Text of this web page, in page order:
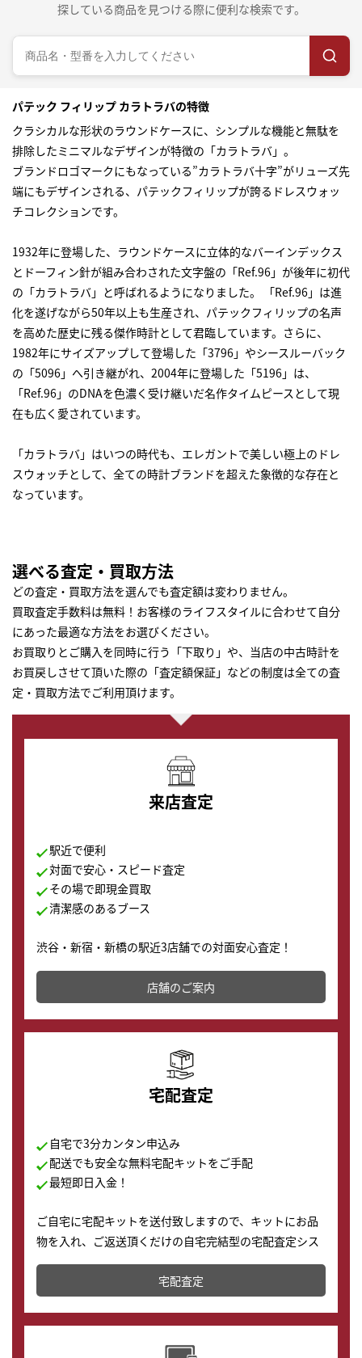
探している商品を見つける際に便利な検索です。
パテック フィリップ カラトラバの特徴
クラシカルな形状のラウンドケースに、シンプルな機能と無駄を
排除したミニマルなデザインが特徴の「カラトラバ」。
ブランドロゴマークにもなっている”カラトラバ十字”がリューズ先
端にもデザインされる、パテックフィリップが誇るドレスウォッ
チコレクションです。
1932年に登場した、ラウンドケースに立体的なバーインデックス
とドーフィン針が組み合わされた文字盤の「Ref.96」が後年に初代
の「カラトラバ」と呼ばれるようになりました。 「Ref.96」は進
化を遂げながら50年以上も生産され、パテックフィリップの名声
を高めた歴史に残る傑作時計として君臨しています。さらに、
1982年にサイズアップして登場した「3796」やシースルーバック
の「5096」へ引き継がれ、2004年に登場した「5196」は、
「Ref.96」のDNAを色濃く受け継いだ名作タイムピースとして現
在も広く愛されています。
「カラトラバ」はいつの時代も、エレガントで美しい極上のドレ
スウォッチとして、全ての時計ブランドを超えた象徴的な存在と
なっています。
選べる査定・買取方法
どの査定・買取方法を選んでも査定額は変わりません。
買取査定手数料は無料！お客様のライフスタイルに合わせて自分
にあった最適な方法をお選びください。
お買取りとご購入を同時に行う「下取り」や、当店の中古時計を
お買戻しさせて頂いた際の「査定額保証」などの制度は全ての査
定・買取方法でご利用頂けます。
来店査定
駅近で便利
対面で安心・スピード査定
その場で即現金買取
清潔感のあるブース
渋谷・新宿・新橋の駅近3店舗での対面安心査定！
その場で現金買取致します。渋谷本店では、時計販売の
店舗を併設しており、下取りに出してお得に新しい時計
の購入もできます♪
店舗のご案内
宅配査定
自宅で3分カンタン申込み
配送でも安全な無料宅配キットをご手配
最短即日入金！
ご自宅に宅配キットを送付致しますので、キットにお品
物を入れ、ご返送頂くだけの自宅完結型の宅配査定シス
テムです。
配送でも簡単&安全に査定・買取に出すことが可能で
す。
宅配査定